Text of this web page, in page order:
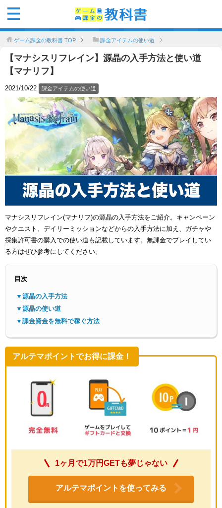
ゲーム課金の教科書 TOP 課金アイテムの使い道
【マナシスリフレイン】源晶の入手方法と使い道
【マナリフ】
2021/10/22 課金アイテムの使い道
マナシスリフレイン(マナリフ)の源晶の入手方法をご紹介。キャンペーン
やクエスト、デイリーミッションなどからの入手方法に加え、ガチャや
採集許可書の購入での使い道も記載しています。無課金でプレイしてい
る方はぜひ参考にしてください。
目次
▼源晶の入手方法
▼源晶の使い道
▼課金資金を無料で稼ぐ方法
アルテマポイントでお得に課金！
1ヶ月で1万円GETも夢じゃない
アルテマポイントを使ってみる